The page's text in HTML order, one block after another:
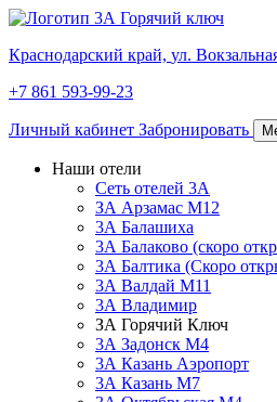
Краснодарский край, ул.
+7 861 593-99-23
Личный кабинет Забронировать
Наши отели
Сеть отелей 3А
ЗА Арзамас М12
3А Балашиха
3А Балаково (скоро
3А Балтика (Скоро
3А Валдай М11
3А Владимир
ЗА Горячий Ключ
3А Задонск М4
3А Казань Аэропорт
3А Казань M7